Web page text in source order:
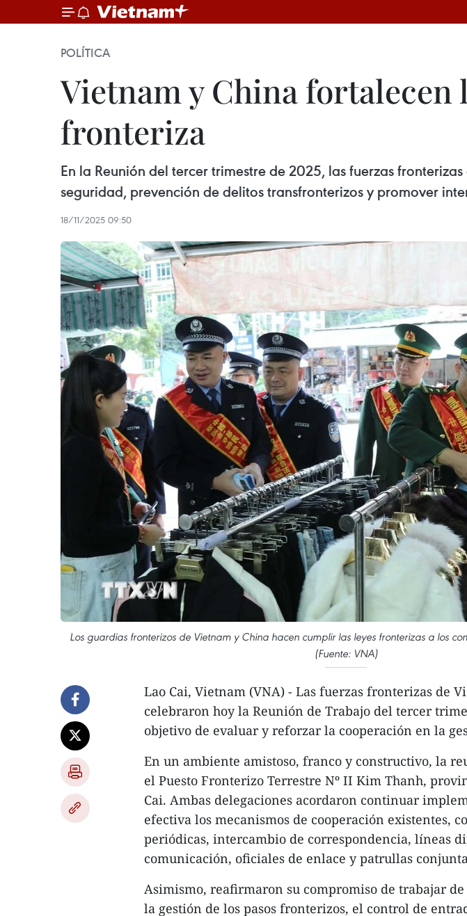
POLÍTICA
Vietnam y China fortalecen
fronteriza
En la Reunión del tercer trimestre de 2025, las fuerzas
seguridad, prevención de delitos transfronterizos y promover
18/11/2025 09:50
Los guardias fronterizos de Vietnam y China hacen cumplir las leyes fronterizas a los
(Fuente: VNA)
Lao Cai, Vietnam (VNA) - Las fuerzas fronterizas de
celebraron hoy la Reunión de Trabajo del tercer
objetivo de evaluar y reforzar la cooperación en la
En un ambiente amistoso, franco y constructivo, la
el Puesto Fronterizo Terrestre Nº II Kim Thanh,
Cai. Ambas delegaciones acordaron continuar
efectiva los mecanismos de cooperación existentes,
periódicas, intercambio de correspondencia, líneas
comunicación, oficiales de enlace y patrullas
Asimismo, reafirmaron su compromiso de trabajar
la gestión de los pasos fronterizos, el control de